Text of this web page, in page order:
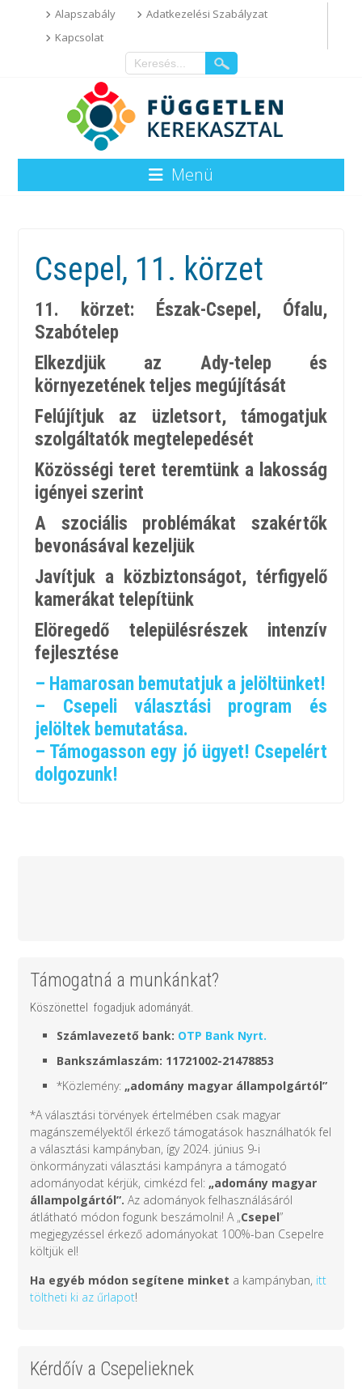
Alapszabály
Adatkezelési Szabályzat
Kapcsolat
Menü
Csepel, 11. körzet
11. körzet: Észak-Csepel, Ófalu,
Szabótelep
Elkezdjük az Ady-telep és
környezetének teljes megújítását
Felújítjuk az üzletsort, támogatjuk
szolgáltatók megtelepedését
Közösségi teret teremtünk a lakosság
igényei szerint
A szociális problémákat szakértők
bevonásával kezeljük
Javítjuk a közbiztonságot, térfigyelő
kamerákat telepítünk
Elöregedő településrészek intenzív
fejlesztése
– Hamarosan bemutatjuk a jelöltünket!
– Csepeli választási program és
jelöltek bemutatása.
– Támogasson egy jó ügyet! Csepelért
dolgozunk!
Támogatná a munkánkat?
Köszönettel fogadjuk adományát.
Számlavezető bank: OTP Bank Nyrt.
Bankszámlaszám: 11721002-21478853
*Közlemény: „adomány magyar állampolgártól”
*A választási törvények értelmében csak magyar
magánszemélyektől érkező támogatások használhatók fel
a választási kampányban, így 2024. június 9-i
önkormányzati választási kampányra a támogató
adományodat kérjük, cimkézd fel: „adomány magyar
állampolgártól”.Az adományok felhasználásáról
átlátható módon fogunk beszámolni! A „Csepel”
megjegyzéssel érkező adományokat 100%-ban Csepelre
költjük el!
Ha egyéb módon segítene minket a kampányban, itt
töltheti ki az űrlapot!
Kérdőív a Csepelieknek